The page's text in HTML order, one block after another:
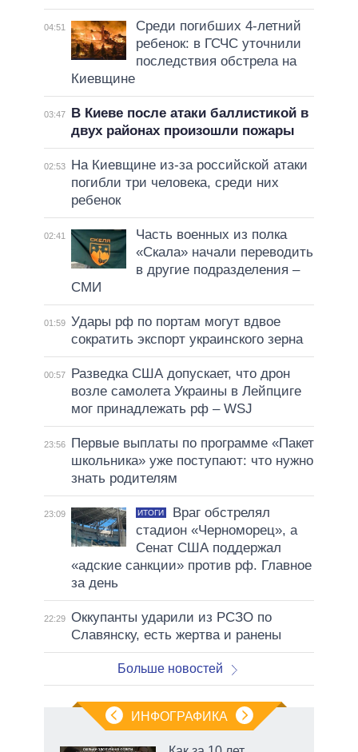
04:51
Среди погибших 4-летний
ребенок: в ГСЧС уточнили
последствия обстрела на
Киевщине
03:47
В Киеве после атаки баллистикой в
двух районах произошли пожары
02:53
На Киевщине из-за российской атаки
погибли три человека, среди них
ребенок
02:41
Часть военных из полка
«Скала» начали переводить
в другие подразделения –
СМИ
01:59 Удары рф по портам могут вдвое
сократить экспорт украинского зерна
00:57
Разведка США допускает, что дрон
возле самолета Украины в Лейпциге
мог принадлежать рф – WSJ
23:56
Первые выплаты по программе «Пакет
школьника» уже поступают: что нужно
знать родителям
23:09 ИТОГИ
Враг обстрелял
стадион «Черноморец», а
Сенат США поддержал
«адские санкции» против рф. Главное
за день
22:29 Оккупанты ударили из РСЗО по
Славянску, есть жертва и ранены
Больше новостей
ИНФОГРАФИКА